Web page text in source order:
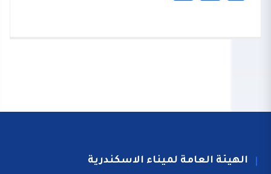
الهيئة العامة لميناء الاسكندرية